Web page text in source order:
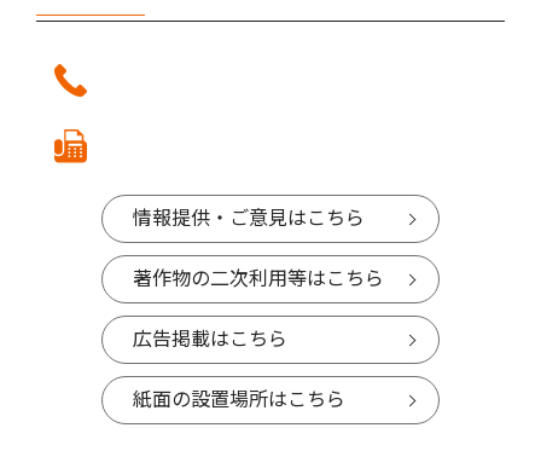
情報提供・ご意見はこちら
著作物の二次利用等はこちら
広告掲載はこちら
紙面の設置場所はこちら